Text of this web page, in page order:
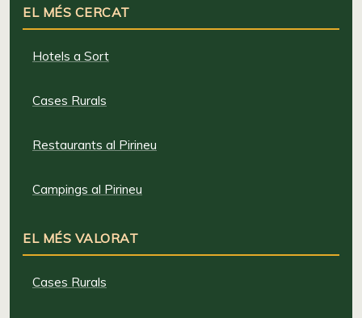
EL MÉS CERCAT
Hotels a Sort
Cases Rurals
Restaurants al Pirineu
Campings al Pirineu
EL MÉS VALORAT
Cases Rurals